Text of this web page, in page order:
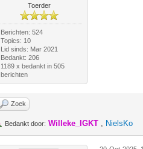
Toerder
Berichten: 524
Topics: 10
Lid sinds: Mar 2021
Bedankt: 206
1189 x bedankt in 505
berichten
Zoek
Bedankt door: Willeke_IGKT , NielsKo